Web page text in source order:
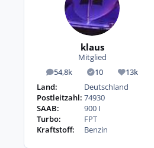
klaus
Mitglied
54,8k
Beiträge 10
Lösungen13k
Land:
Deutschland
Postleitzahl: 74930
SAAB:
900 I
Turbo:
FPT
Kraftstoff:
Benzin